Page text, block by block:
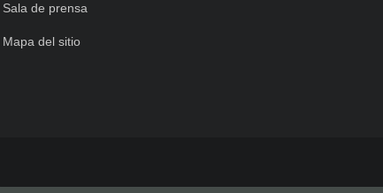
Sala de prensa
Mapa del sitio